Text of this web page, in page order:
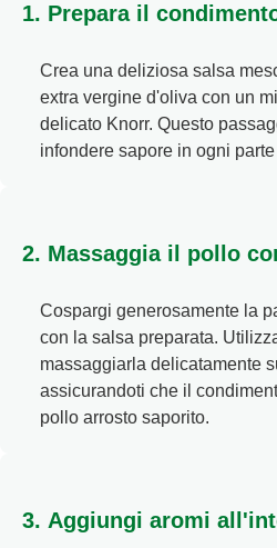
1. Prepara il
Crea una deliziosa salsa
extra vergine d'oliva con un
delicato Knorr. Questo
infondere sapore in ogni
2. Massaggia il pollo
Cospargi generosamente la
con la salsa preparata.
massaggiarla delicatamente
assicurandoti che il
pollo arrosto saporito.
3. Aggiungi aromi